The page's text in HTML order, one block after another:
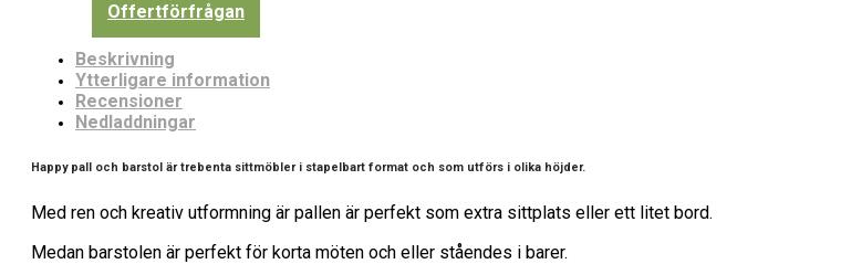
Offertförfrågan
Beskrivning
Ytterligare information
Recensioner
Nedladdningar
Happy pall och barstol är trebenta sittmöbler i stapelbart format och som utförs i olika höjder.
Med ren och kreativ utformning är pallen är perfekt som extra sittplats eller ett litet bord.
Medan barstolen är perfekt för korta möten och eller ståendes i barer.